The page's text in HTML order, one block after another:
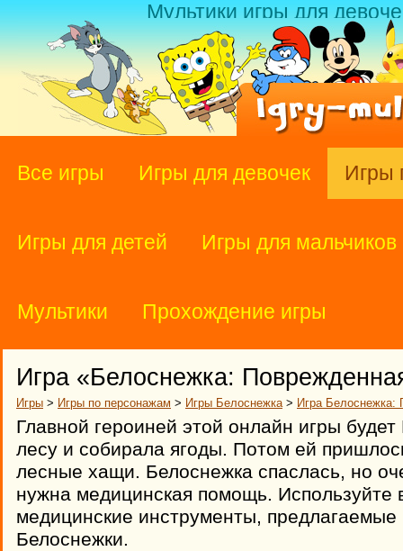
Мультики игры для
Все игры Игры для девочек Игры
Игры для детей Игры для мальчиков
Мультики Прохождение игры
Игра «Белоснежка:
Игры > Игры по персонажам > Игры Белоснежка> Игра Белоснежка:
Главной героиней этой онлайн игры
лесу и собирала ягоды. Потом ей
лесные хащи. Белоснежка спаслась, но
нужна медицинская помощь. Используйте
медицинские инструменты, предлагаемые
Белоснежки.